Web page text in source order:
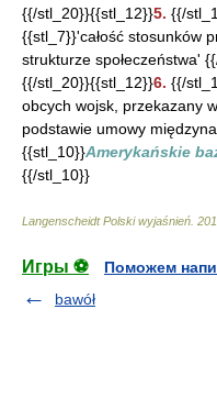
{{/stl_20}}{{stl_12}}5. {{/
{{stl_7}}'całość stosunków
strukturze społeczeństwa'
{{/stl_20}}{{stl_12}}6. {{/
obcych wojsk, przekazany
podstawie umowy
{{stl_10}}Amerykańskie
{{/stl_10}}
Langenscheidt Polski wyjaśnień
Игры ⚽
Поможем
bawół